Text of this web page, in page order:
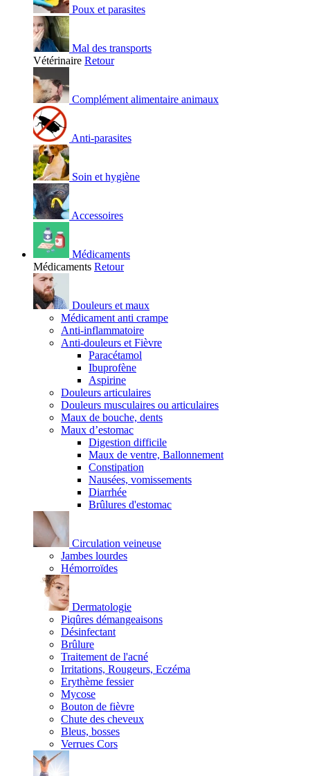
Poux et parasites
Mal des transports
Vétérinaire Retour
Complément alimentaire animaux
Anti-parasites
Soin et hygiène
Accessoires
Médicaments
Médicaments Retour
Douleurs et maux
Médicament anti crampe
Anti-inflammatoire
Anti-douleurs et Fièvre
Paracétamol
Ibuprofène
Aspirine
Douleurs articulaires
Douleurs musculaires ou articulaires
Maux de bouche, dents
Maux d’estomac
Digestion difficile
Maux de ventre, Ballonnement
Constipation
Nausées, vomissements
Diarrhée
Brûlures d'estomac
Circulation veineuse
Jambes lourdes
Hémorroïdes
Dermatologie
Piqûres démangeaisons
Désinfectant
Brûlure
Traitement de l'acné
Irritations, Rougeurs, Eczéma
Erythème fessier
Mycose
Bouton de fièvre
Chute des cheveux
Bleus, bosses
Verrues Cors